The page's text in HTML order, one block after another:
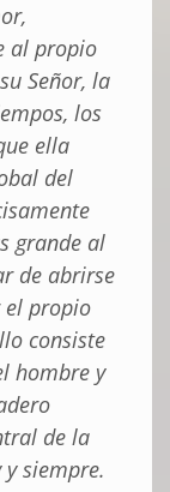
al propio
Señor, la
los
ella
del
grande al
de abrirse
el propio
consiste
hombre y
de la
siempre.